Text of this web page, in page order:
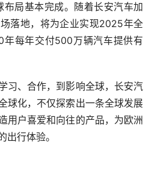
布局基本完成。随着长安汽车加
落地，将为企业实现2025年全
每年交付500万辆汽车提供有
习、合作，到影响全球，长安汽
球化，不仅探索出一条全球发展
用户喜爱和向往的产品，为欧洲
出行体验。